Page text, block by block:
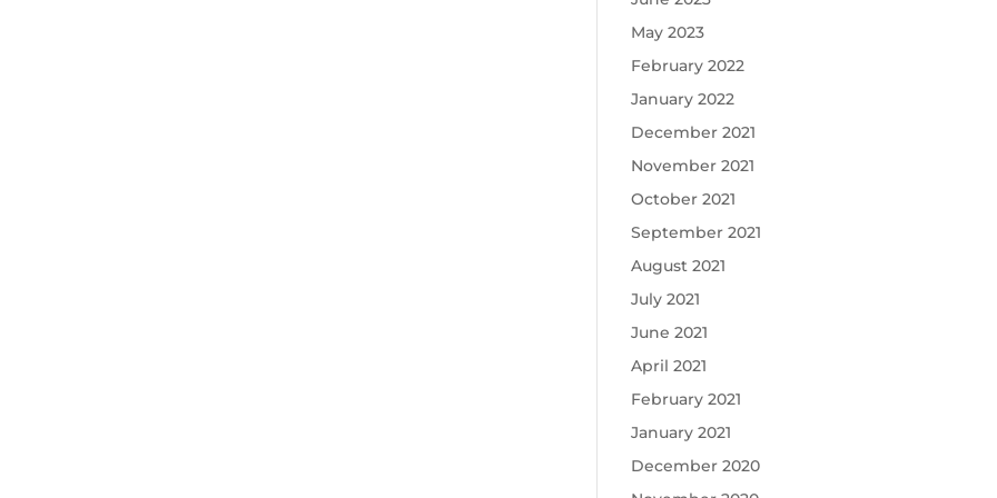
May 2023
February 2022
January 2022
December 2021
November 2021
October 2021
September 2021
August 2021
July 2021
June 2021
April 2021
February 2021
January 2021
December 2020